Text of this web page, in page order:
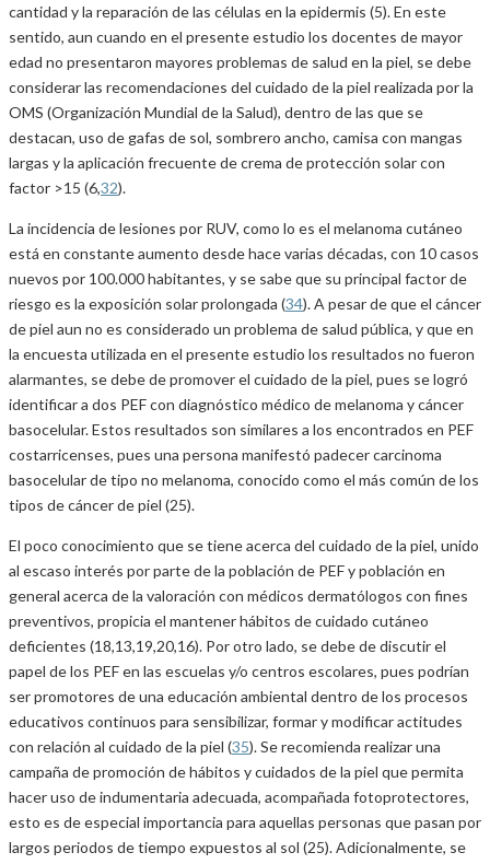
cantidad y la reparación de las células en la epidermis (5). En este
sentido, aun cuando en el presente estudio los docentes de mayor
edad no presentaron mayores problemas de salud en la piel, se debe
considerar las recomendaciones del cuidado de la piel realizada por la
OMS (Organización Mundial de la Salud), dentro de las que se
destacan, uso de gafas de sol, sombrero ancho, camisa con mangas
largas y la aplicación frecuente de crema de protección solar con
factor >15 (6,32).
La incidencia de lesiones por RUV, como lo es el melanoma cutáneo
está en constante aumento desde hace varias décadas, con 10 casos
nuevos por 100.000 habitantes, y se sabe que su principal factor de
riesgo es la exposición solar prolongada (34). A pesar de que el cáncer
de piel aun no es considerado un problema de salud pública, y que en
la encuesta utilizada en el presente estudio los resultados no fueron
alarmantes, se debe de promover el cuidado de la piel, pues se logró
identificar a dos PEF con diagnóstico médico de melanoma y cáncer
basocelular. Estos resultados son similares a los encontrados en PEF
costarricenses, pues una persona manifestó padecer carcinoma
basocelular de tipo no melanoma, conocido como el más común de los
tipos de cáncer de piel (25).
El poco conocimiento que se tiene acerca del cuidado de la piel, unido
al escaso interés por parte de la población de PEF y población en
general acerca de la valoración con médicos dermatólogos con fines
preventivos, propicia el mantener hábitos de cuidado cutáneo
deficientes (18,13,19,20,16). Por otro lado, se debe de discutir el
papel de los PEF en las escuelas y/o centros escolares, pues podrían
ser promotores de una educación ambiental dentro de los procesos
educativos continuos para sensibilizar, formar y modificar actitudes
con relación al cuidado de la piel (35). Se recomienda realizar una
campaña de promoción de hábitos y cuidados de la piel que permita
hacer uso de indumentaria adecuada, acompañada fotoprotectores,
esto es de especial importancia para aquellas personas que pasan por
largos periodos de tiempo expuestos al sol (25). Adicionalmente, se